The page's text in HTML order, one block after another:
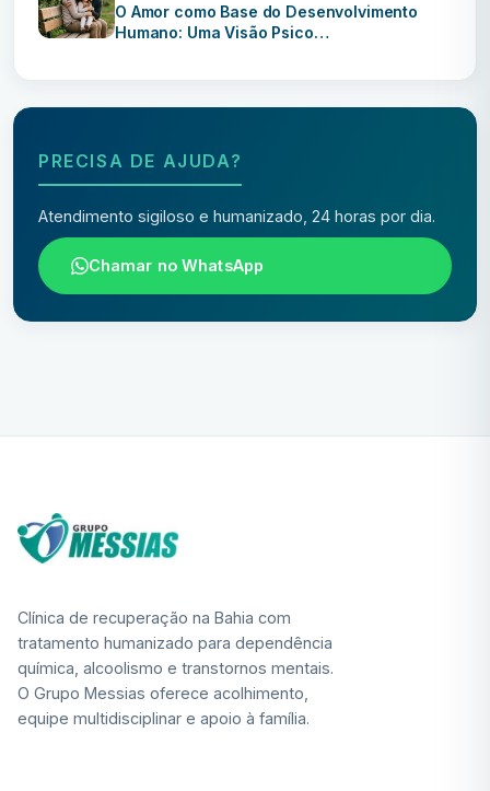
O Amor como Base do Desenvolvimento
Humano: Uma Visão Psico…
PRECISA DE AJUDA?
Atendimento sigiloso e humanizado, 24 horas por dia.
Chamar no WhatsApp
Clínica de recuperação na Bahia com
tratamento humanizado para dependência
química, alcoolismo e transtornos mentais.
O Grupo Messias oferece acolhimento,
equipe multidisciplinar e apoio à família.